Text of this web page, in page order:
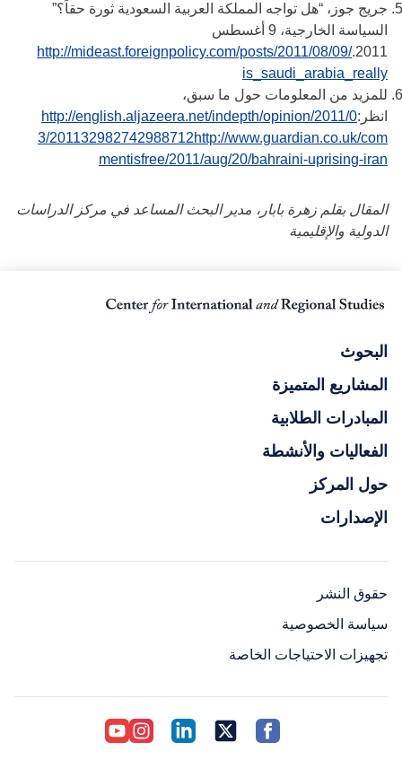
جريج جوز، “هل تواجه المملكة العربية السعودية ثورة حقاً؟”
السياسة الخارجية، 9 أغسطس
2011.
http://mideast.foreignpolicy.com/posts/2011/08/09/
is_saudi_arabia_really
للمزيد من المعلومات حول ما سبق،
انظر:http://english.aljazeera.net/indepth/opinion/2011/0
3/201132982742988712http://www.guardian.co.uk/com
mentisfree/2011/aug/20/bahraini-uprising-iran
المقال بقلم زهرة بابار، مدير البحث المساعد في مركز الدراسات
الدولية والإقليمية
البحوث
المشاريع المتميزة
المبادرات الطلابية
الفعاليات والأنشطة
حول المركز
الإصدارات
حقوق النشر
سياسة الخصوصية
تجهيزات الاحتياجات الخاصة